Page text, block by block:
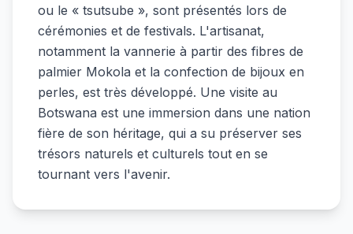
ou le « tsutsube », sont présentés lors de
cérémonies et de festivals. L'artisanat,
notamment la vannerie à partir des fibres de
palmier Mokola et la confection de bijoux en
perles, est très développé. Une visite au
Botswana est une immersion dans une nation
fière de son héritage, qui a su préserver ses
trésors naturels et culturels tout en se
tournant vers l'avenir.